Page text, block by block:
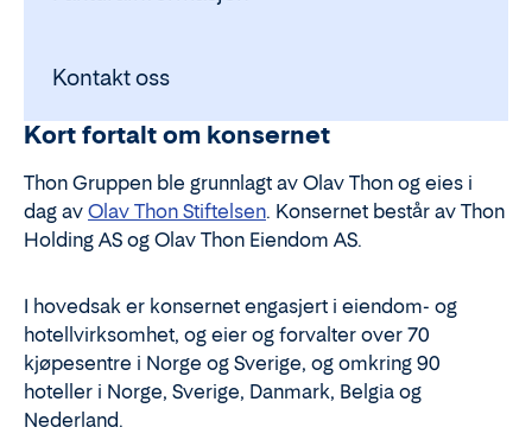
Kontakt oss
Kort fortalt om konsernet
Thon Gruppen ble grunnlagt av Olav Thon og eies i
dag av Olav Thon Stiftelsen. Konsernet består av Thon
Holding AS og Olav Thon Eiendom AS.
I hovedsak er konsernet engasjert i eiendom- og
hotellvirksomhet, og eier og forvalter over 70
kjøpesentre i Norge og Sverige, og omkring 90
hoteller i Norge, Sverige, Danmark, Belgia og
Nederland.